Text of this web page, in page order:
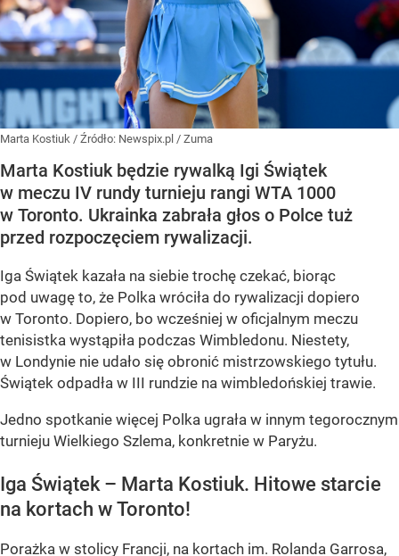
Marta Kostiuk / Źródło: Newspix.pl / Zuma
Marta Kostiuk będzie rywalką Igi Świątek
w meczu IV rundy turnieju rangi WTA 1000
w Toronto. Ukrainka zabrała głos o Polce tuż
przed rozpoczęciem rywalizacji.
Iga Świątek kazała na siebie trochę czekać, biorąc
pod uwagę to, że Polka wróciła do rywalizacji dopiero
w Toronto. Dopiero, bo wcześniej w oficjalnym meczu
tenisistka wystąpiła podczas Wimbledonu. Niestety,
w Londynie nie udało się obronić mistrzowskiego tytułu.
Świątek odpadła w III rundzie na wimbledońskiej trawie.
Jedno spotkanie więcej Polka ugrała w innym tegorocznym
turnieju Wielkiego Szlema, konkretnie w Paryżu.
Iga Świątek – Marta Kostiuk. Hitowe starcie
na kortach w Toronto!
Porażka w stolicy Francji, na kortach im. Rolanda Garrosa,